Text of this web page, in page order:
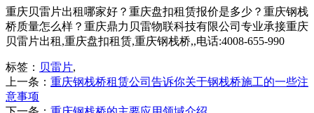
重庆贝雷片出租哪家好？重庆盘扣租赁报价是多少？重庆钢栈
桥质量怎么样？重庆鼎力贝雷物联科技有限公司专业承接重庆
贝雷片出租,重庆盘扣租赁,重庆钢栈桥,,电话:4008-655-990
标签： 贝雷片,
上一条： 重庆钢栈桥租赁公司告诉你关于钢栈桥施工的一些注
意事项